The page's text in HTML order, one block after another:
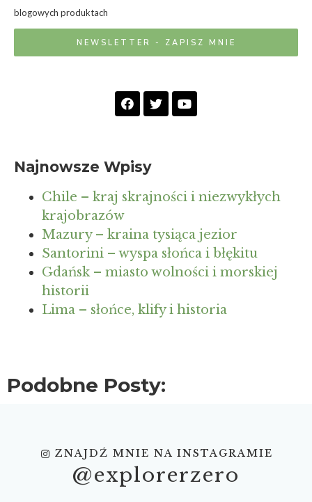
blogowych produktach
NEWSLETTER - ZAPISZ MNIE
Najnowsze Wpisy
Chile – kraj skrajności i niezwykłych
krajobrazów
Mazury – kraina tysiąca jezior
Santorini – wyspa słońca i błękitu
Gdańsk – miasto wolności i morskiej
historii
Lima – słońce, klify i historia
Podobne Posty:
ZNAJDŹ MNIE NA INSTAGRAMIE
@explorerzero